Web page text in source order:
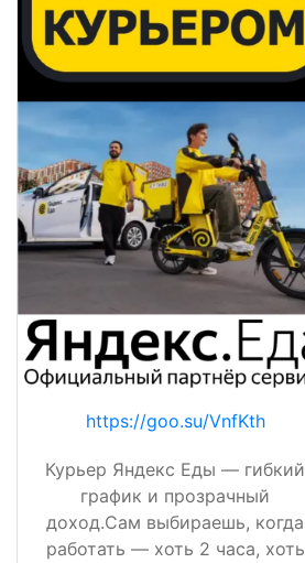
https://goo.su/VnfKth
Курьер Яндекс Еды — гибкий
график и прозрачный
доход.Сам выбираешь, когда
работать — хоть 2 часа, хоть